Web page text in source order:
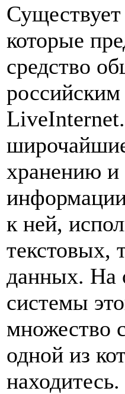
Существует
которые
средство
российским
хранению и
к ней,
текстовых,
данных. На
системы
множество
одной из
находитесь.